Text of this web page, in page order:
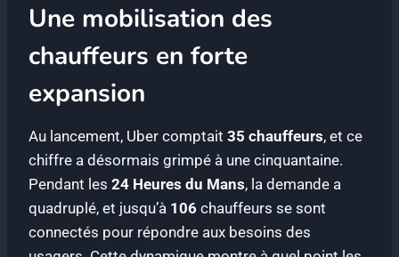
Une mobilisation des
chauffeurs en forte
expansion
Au lancement, Uber comptait 35 chauffeurs, et ce
chiffre a désormais grimpé à une cinquantaine.
Pendant les 24 Heures du Mans, la demande a
quadruplé, et jusqu’à 106 chauffeurs se sont
connectés pour répondre aux besoins des